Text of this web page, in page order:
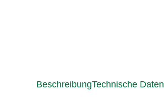
BeschreibungTechnische Daten